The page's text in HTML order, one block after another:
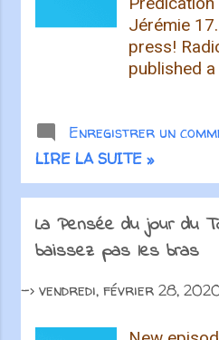
merci !
† Radio
courrier
Jérémie
press!
published
love their
Show you
Recevez
Radio
courrier
Enregistrer un
LIRE LA SUITE »
La Pensée du jour du
baissez pas les bras
-> vendredi, février 28,